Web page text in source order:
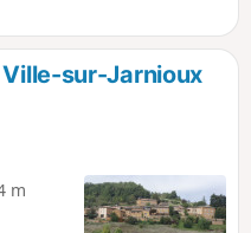
bietet.sur-Jarnioux
m